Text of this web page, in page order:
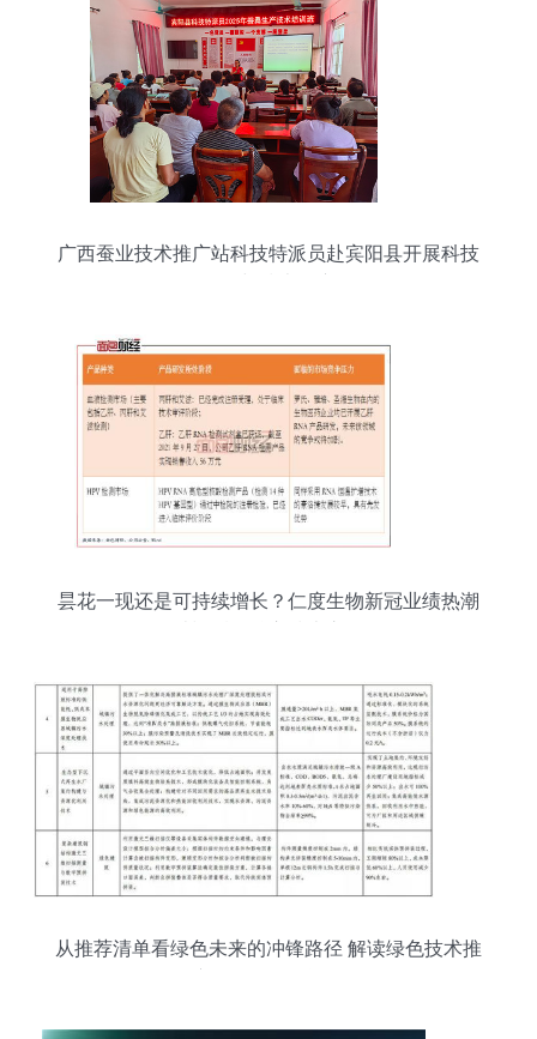
广西蚕业技术推广站科技特派员赴宾阳县开展科技
昙花一现还是可持续增长？仁度生物新冠业绩热潮
从推荐清单看绿色未来的冲锋路径 解读绿色技术推